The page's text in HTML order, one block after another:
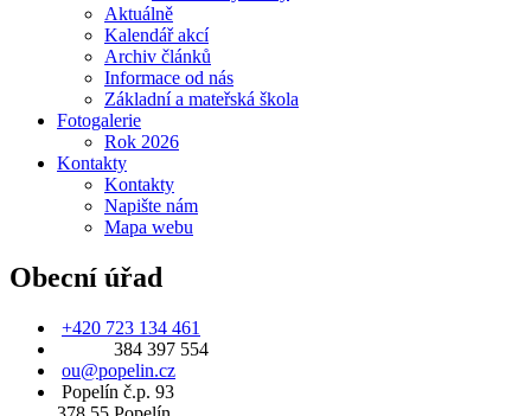
Aktuálně
Kalendář akcí
Archiv článků
Informace od nás
Základní a mateřská škola
Fotogalerie
Rok 2026
Kontakty
Kontakty
Napište nám
Mapa webu
Obecní úřad
+420 723 134 461
384 397 554
ou@popelin.cz
Popelín č.p. 93